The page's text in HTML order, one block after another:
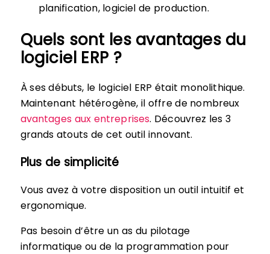
planification, logiciel de production.
Quels sont les avantages du
logiciel ERP ?
À ses débuts, le logiciel ERP était monolithique.
Maintenant hétérogène, il offre de nombreux
avantages aux entreprises. Découvrez les 3
grands atouts de cet outil innovant.
Plus de simplicité
Vous avez à votre disposition un outil intuitif et
ergonomique.
Pas besoin d’être un as du pilotage
informatique ou de la programmation pour